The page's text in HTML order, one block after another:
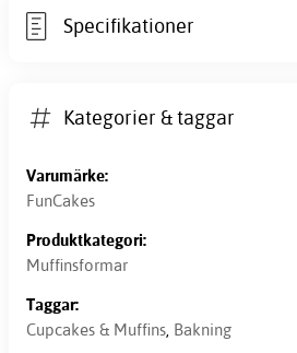
Specifikationer
Kategorier & taggar
Varumärke:
FunCakes
Produktkategori:
Muffinsformar
Taggar:
Cupcakes & Muffins, Bakning